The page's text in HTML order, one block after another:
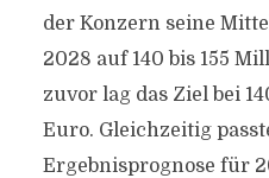
der Konzern seine
2028 auf 140 bis 155
zuvor lag das Ziel bei
Euro. Gleichzeitig
Ergebnisprognose für